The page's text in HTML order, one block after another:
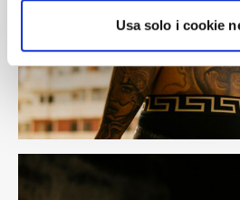
informazioni sul modo in cui
nostri partner che si occupano di
pubblicità e social media, i quali
con altre informazioni che ha
raccolto dal suo utilizzo dei loro
Usa solo i cookie